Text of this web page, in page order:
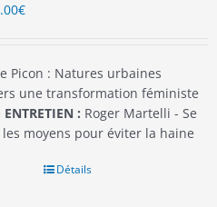
du
produit
€
Picon : Natures urbaines
une transformation féministe
ENTRETIEN : Roger Martelli - Se
moyens pour éviter la haine
CeDétails